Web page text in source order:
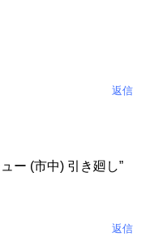
返信
ー (市中) 引き廻し”
返信